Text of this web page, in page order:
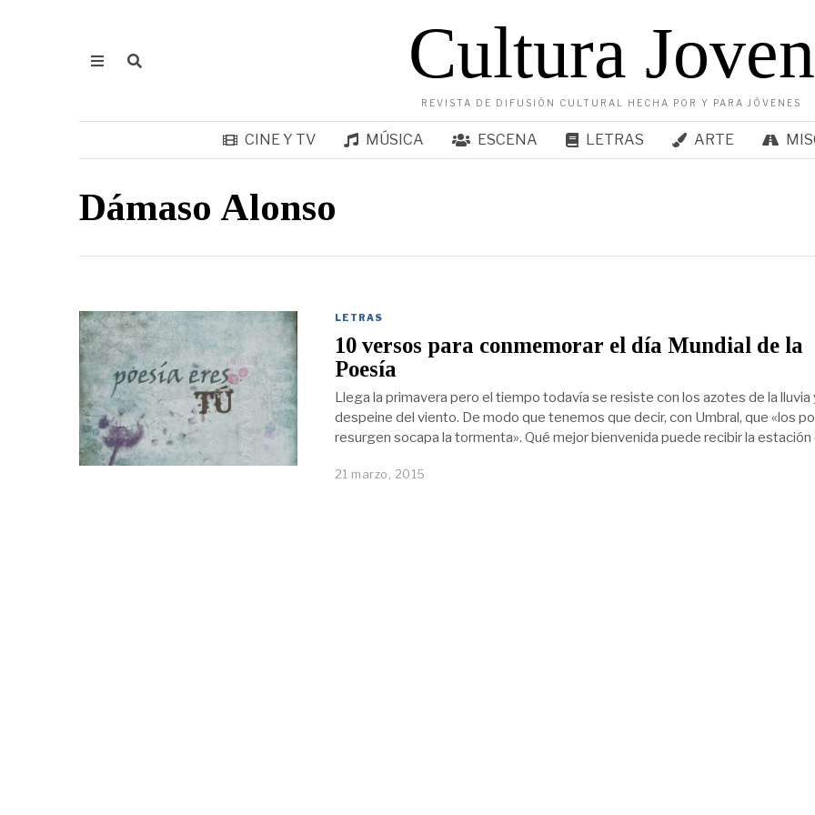
Cultura Joven
REVISTA DE DIFUSIÓN CULTURAL HECHA POR Y PARA JÓVENES
CINE Y TV MÚSICA ESCENA LETRAS ARTE
Dámaso Alonso
LETRAS
10 versos para conmemorar el día Mundial de la
Poesía
Llega la primavera pero el tiempo todavía se resiste con los azotes de la lluvia
despeine del viento. De modo que tenemos que decir, con Umbral, que «los
resurgen socapa la tormenta». Qué mejor bienvenida puede recibir la estación
21 marzo, 2015